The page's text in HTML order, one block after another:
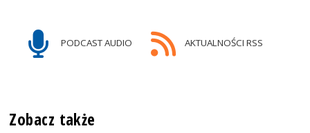
PODCAST AUDIO AKTUALNOŚCI RSS
Zobacz także